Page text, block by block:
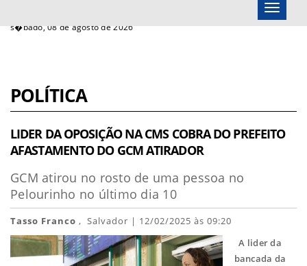
s�bado, 08 de agosto de 2026
Menu
POLÍTICA
LIDER DA OPOSIÇÃO NA CMS COBRA DO PREFEITO
AFASTAMENTO DO GCM ATIRADOR
GCM atirou no rosto de uma pessoa no
Pelourinho no último dia 10
Tasso Franco , Salvador | 12/02/2025 às 09:20
A lider da
bancada da